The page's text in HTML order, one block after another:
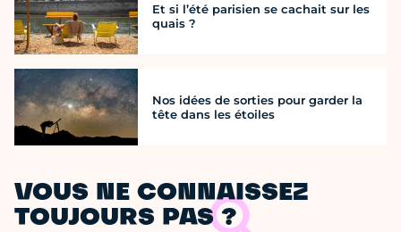
Et si l’été parisien se cachait sur les
quais ?
Nos idées de sorties pour garder la
tête dans les étoiles
VOUS NE CONNAISSEZ
TOUJOURS PAS ?